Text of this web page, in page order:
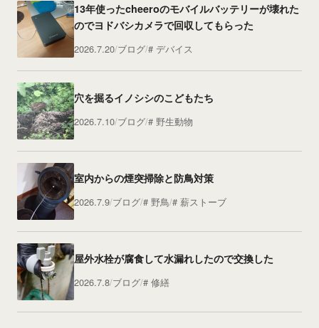
13年使ったcheeroのモバイルバッテリーが壊れた
のでヨドバシカメラで回収してもらった
2026.7.20 ブログ デバイス
穴を掘るイノシシのこどもたち
2026.7.10 ブログ 野生動物
室内からの煙突掃除と防鳥対策
2026.7.9 ブログ 野鳥 薪ストーブ
屋外水栓が腐食して水漏れしたので交換した
2026.7.8 ブログ 修繕